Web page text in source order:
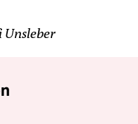
Unsleber